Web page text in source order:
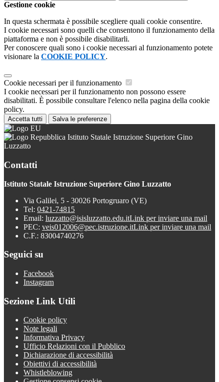
Gestione cookie
In questa schermata è possibile scegliere quali cookie consentire.
I cookie necessari sono quelli che consentono il funzionamento della
piattaforma e non è possibile disabilitarli.
Per conoscere quali sono i cookie necessari al funzionamento potete
visionare la COOKIE POLICY.
Cookie necessari per il funzionamento
I cookie necessari per il funzionamento non possono essere
disabilitati. È possibile consultare l'elenco nella pagina della cookie
policy.
Accetta tutti Salva le preferenze
Istituto Statale Istruzione Superiore Gino
Luzzatto
Contatti
Istituto Statale Istruzione Superiore Gino Luzzatto
Via Galilei, 5 - 30026 Portogruaro (VE)
Tel: 0421-74815
Email: luzzatto@isisluzzatto.edu.itLink per inviare una mail
PEC: veis012006@pec.istruzione.itLink per inviare una mail
C.F.: 83004740276
Seguici su
Facebook
Instagram
Sezione Link Utili
Cookie policy
Note legali
Informativa Privacy
Ufficio Relazioni con il Pubblico
Dichiarazione di accessibilità
Obiettivi di accessibilità
Whistleblowing